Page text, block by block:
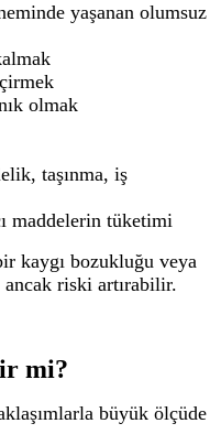
yaşanan olumsuz
olmak
taşınma, iş
maddelerin tüketimi
kaygı bozukluğu veya
riski artırabilir.
mi?
büyük ölçüde